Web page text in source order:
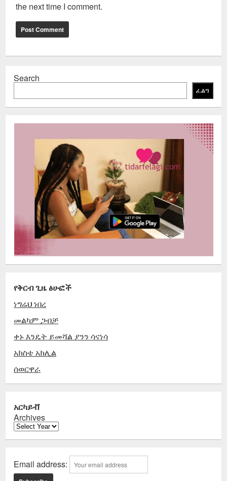
the next time I comment.
Search
ፈልግ
የቅርብ ጊዜ ፅሁፎች
ነግሬህ ነበረ
መልካም ጋብቻ
ቀኑ እንዴት ይመሻል ያንን ሳናነሳ
አክስቴ አክሊል
ሰወርዋራ
አርካይቭ
Archives
Email address: